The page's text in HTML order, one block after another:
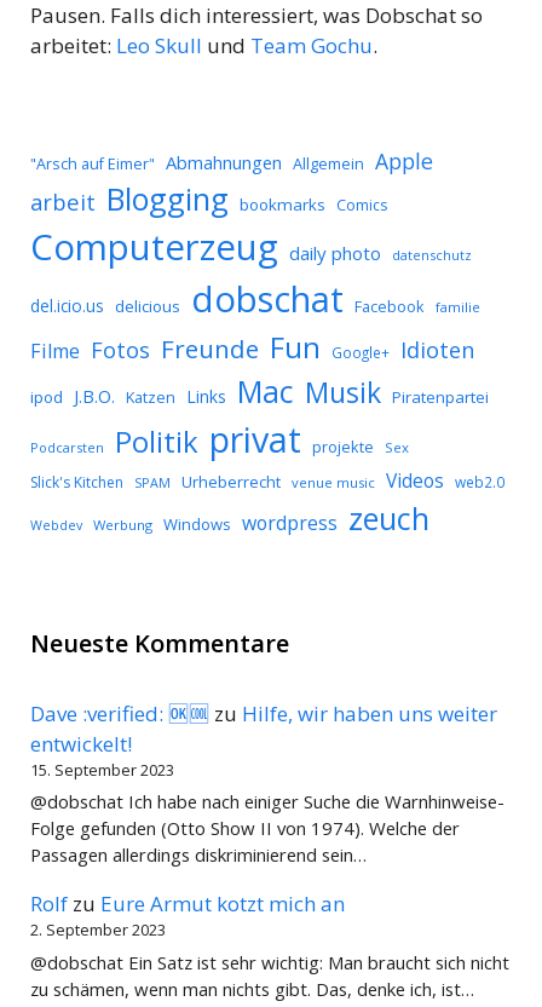
Pausen. Falls dich interessiert, was Dobschat so
arbeitet: Leo Skull und Team Gochu.
"Arsch auf Eimer" Abmahnungen Allgemein Apple
arbeit Blogging bookmarks Comics
Computerzeug daily photo datenschutz
del.icio.us delicious dobschat Facebook familie
Filme Fotos Freunde Fun Google+ Idioten
ipod J.B.O. Katzen Links Mac Musik Piratenpartei
Podcarsten Politik privat projekte Sex
Slick's Kitchen SPAM Urheberrecht venue music Videos web2.0
Webdev Werbung Windows wordpress zeuch
Neueste Kommentare
Dave :verified: 🆗🆒 zu Hilfe, wir haben uns weiter
entwickelt!
15. September 2023
@dobschat Ich habe nach einiger Suche die Warnhinweise-
Folge gefunden (Otto Show II von 1974). Welche der
Passagen allerdings diskriminierend sein…
Rolf zu Eure Armut kotzt mich an
2. September 2023
@dobschat Ein Satz ist sehr wichtig: Man braucht sich nicht
zu schämen, wenn man nichts gibt. Das, denke ich, ist…